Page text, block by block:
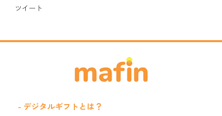
ツイート
- デジタルギフトとは？